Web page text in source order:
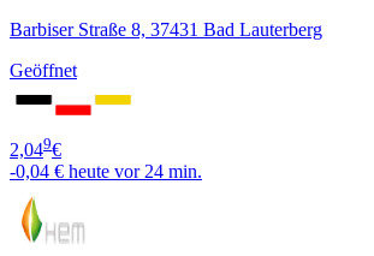
Barbiser Straße 8, 37431 Bad Lauterberg
Geöffnet
2,049€
-0,04 € heute vor 24 min.